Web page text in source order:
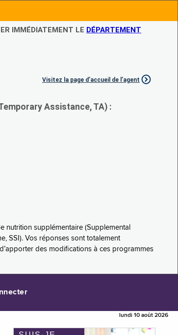
IMMÉDIATEMENT LE DÉPARTEMENT
Visitez la page d’accueil de l’agent
Assistance, TA) :
nutrition supplémentaire (Supplemental
SSI). Vos réponses sont totalement
des modifications à ces programmes
lundi 10 août 2026